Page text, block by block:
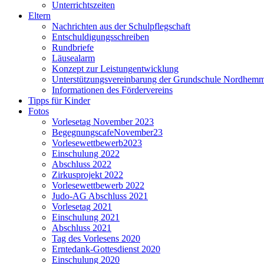
Unterrichtszeiten
Eltern
Nachrichten aus der Schulpflegschaft
Entschuldigungsschreiben
Rundbriefe
Läusealarm
Konzept zur Leistungentwicklung
Unterstützungsvereinbarung der Grundschule
Informationen des Fördervereins
Tipps für Kinder
Fotos
Vorlesetag November 2023
BegegnungscafeNovember23
Vorlesewettbewerb2023
Einschulung 2022
Abschluss 2022
Zirkusprojekt 2022
Vorlesewettbewerb 2022
Judo-AG Abschluss 2021
Vorlesetag 2021
Einschulung 2021
Abschluss 2021
Tag des Vorlesens 2020
Erntedank-Gottesdienst 2020
Einschulung 2020